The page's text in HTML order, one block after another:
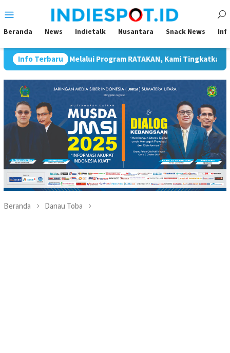
ke
Mobile
Beranda News Indietalk Nusantara Snack News
Info Terbaru
Program RATAKAN, Kami Tingkatkan Kesadaran Masyarakat
Beranda Danau Toba